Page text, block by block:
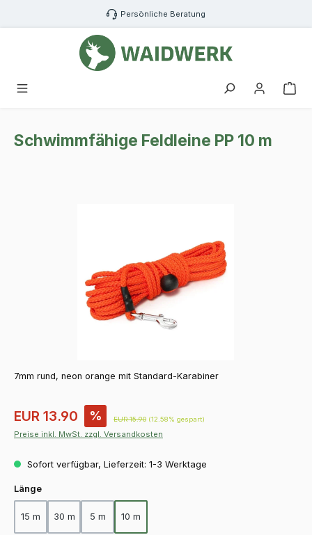
Zum Hauptinhalt springen Persönliche Beratung
Schwimmfähige Feldleine PP 10 m
7mm rund, neon orange mit Standard-Karabiner
Verkaufspreis:
EUR 13.90 % Regulärer Preis:
EUR 15.90 (12.58% gespart)
Preise inkl. MwSt. zzgl. Versandkosten
Sofort verfügbar, Lieferzeit: 1-3 Werktage
Längeauswählen
15 m 30 m 5 m 10 m